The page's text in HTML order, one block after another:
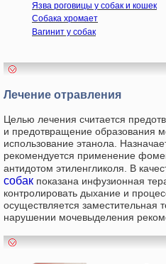
Язва роговицы у собак и кошек
Собака хромает
Вагинит у собак
Лечение отравления
Целью лечения считается
и предотвращение образования
использование этанола.
рекомендуется применение
антидотом этиленгликоля. В
собак показана инфузионная
контролировать дыхание и
осуществляется заместительная
нарушении мочевыделения